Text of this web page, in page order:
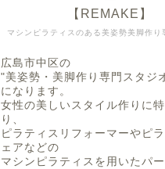
マシンピラティスのある美姿勢美脚作り
【REMAKE】
広島市中区の
"美姿勢・美脚作り専門スタジ
になります。
女性の美しいスタイル作りに
り、
ピラティスリフォーマーやピ
ェアなどの
マシンピラティスを用いたパ